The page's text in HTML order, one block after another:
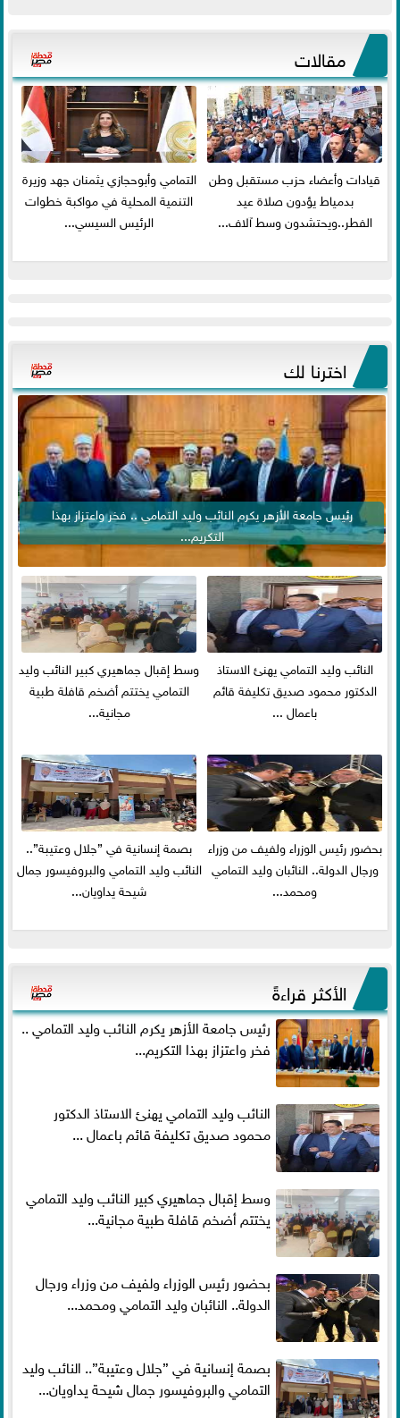
مقالات
قيادات وأعضاء حزب مستقبل وطن
بدمياط يؤدون صلاة عيد
الفطر..ويحتشدون وسط آلاف...
التمامي وأبوحجازي يثمنان جهد وزيرة
التنمية المحلية في مواكبة خطوات
الرئيس السيسي...
اخترنا لك
رئيس جامعة الأزهر يكرم النائب وليد التمامي .. فخر واعتزاز بهذا
التكريم...
النائب وليد التمامي يهنئ الاستاذ
الدكتور محمود صديق تكليفة قائم
باعمال ...
وسط إقبال جماهيري كبير النائب وليد
التمامي يختتم أضخم قافلة طبية
مجانية...
بحضور رئيس الوزراء ولفيف من وزراء
ورجال الدولة.. النائبان وليد التمامي
ومحمد...
بصمة إنسانية في ”جلال وعتيبة”..
النائب وليد التمامي والبروفيسور جمال
شيحة يداويان...
الأكثر قراءةً
رئيس جامعة الأزهر يكرم النائب وليد التمامي ..
فخر واعتزاز بهذا التكريم...
النائب وليد التمامي يهنئ الاستاذ الدكتور
محمود صديق تكليفة قائم باعمال ...
وسط إقبال جماهيري كبير النائب وليد التمامي
يختتم أضخم قافلة طبية مجانية...
بحضور رئيس الوزراء ولفيف من وزراء ورجال
الدولة.. النائبان وليد التمامي ومحمد...
بصمة إنسانية في ”جلال وعتيبة”.. النائب وليد
التمامي والبروفيسور جمال شيحة يداويان...